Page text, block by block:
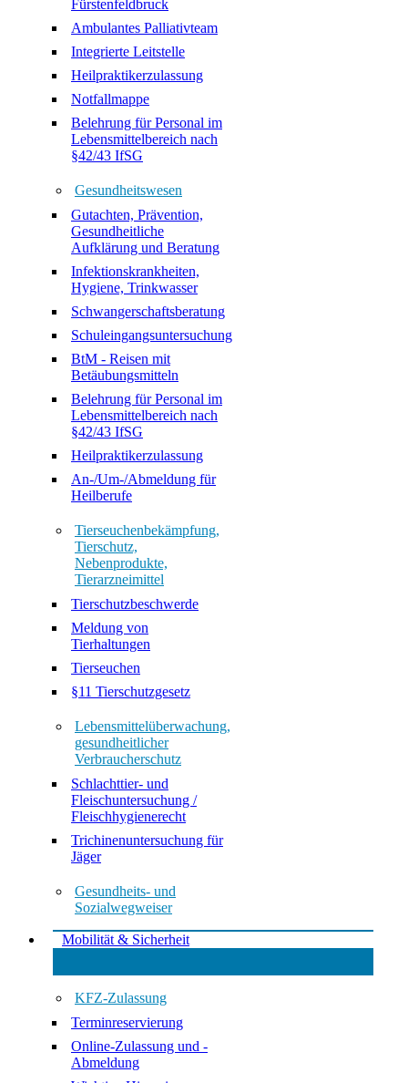
Fürstenfeldbruck
Ambulantes Palliativteam
Integrierte Leitstelle
Heilpraktikerzulassung
Notfallmappe
Belehrung für Personal im
Lebensmittelbereich nach
§42/43 IfSG
Gesundheitswesen
Gutachten, Prävention,
Gesundheitliche
Aufklärung und Beratung
Infektionskrankheiten,
Hygiene, Trinkwasser
Schwangerschaftsberatung
Schuleingangsuntersuchung
BtM - Reisen mit
Betäubungsmitteln
Belehrung für Personal im
Lebensmittelbereich nach
§42/43 IfSG
Heilpraktikerzulassung
An-/Um-/Abmeldung für
Heilberufe
Tierseuchenbekämpfung,
Tierschutz,
Nebenprodukte,
Tierarzneimittel
Tierschutzbeschwerde
Meldung von
Tierhaltungen
Tierseuchen
§11 Tierschutzgesetz
Lebensmittelüberwachung,
gesundheitlicher
Verbraucherschutz
Schlachttier- und
Fleischuntersuchung /
Fleischhygienerecht
Trichinenuntersuchung für
Jäger
Gesundheits- und
Sozialwegweiser
Mobilität & Sicherheit
KFZ-Zulassung
Terminreservierung
Online-Zulassung und -
Abmeldung